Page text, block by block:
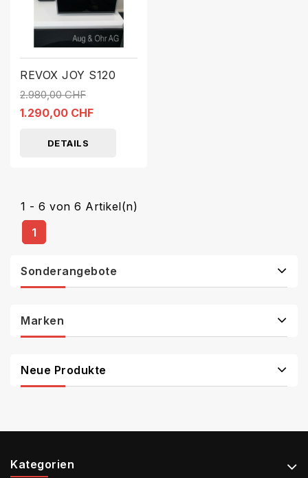
REVOX JOY S120
2.980,00 CHF
1.290,00 CHF
DETAILS
1 - 6 von 6 Artikel(n)
1
Sonderangebote
Marken
Neue Produkte
Kategorien